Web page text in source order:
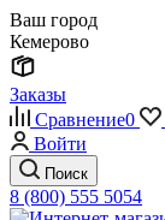
Ваш город
Кемерово
Заказы
Сравнение0
Войти
Поиск
8 (800) 555 5054